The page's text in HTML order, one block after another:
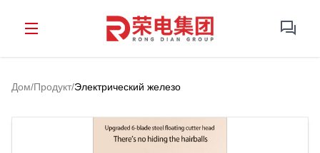
Дом/Продукт/Электрический железо